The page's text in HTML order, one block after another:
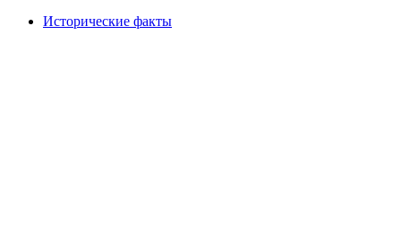
Исторические факты